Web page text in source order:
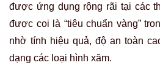
được ứng dụng rộng rãi tại các
được coi là “tiêu chuẩn vàng”
nhờ tính hiệu quả, độ an toàn
dạng các loại hình xăm.